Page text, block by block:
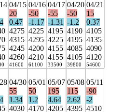
04/15
20
0.47
4275
4315
4245
4260
41600
04/16
-50
-1.17
4225
4295
4200
4210
61100
04/17
-55
-1.31
4195
4225
4155
4155
33500
04/20
-50
-1.2
4190
4195
4085
4105
39800
04/21
15
0.37
4105
4135
4090
4120
54600
04/30
55
1.34
4030
05/01
50
1.2
4170
05/07
195
4.64
4205
05/08
115
2.62
4395
05/11
-90
-2
4510